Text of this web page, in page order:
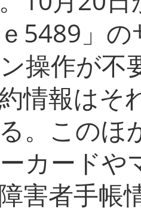
5489」
操作が不
情報はそ
。このほ
カードや
害者手帳